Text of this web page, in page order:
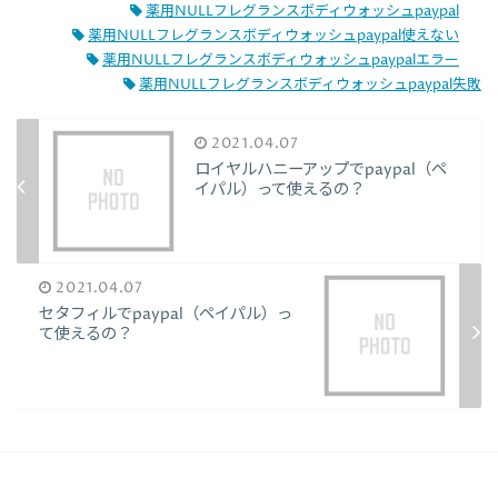
薬用NULLフレグランスボディウォッシュpaypal
薬用NULLフレグランスボディウォッシュpaypal使えない
薬用NULLフレグランスボディウォッシュpaypalエラー
薬用NULLフレグランスボディウォッシュpaypal失敗
2021.04.07
ロイヤルハニーアップでpaypal（ペ
イパル）って使えるの？
2021.04.07
セタフィルでpaypal（ペイパル）っ
て使えるの？